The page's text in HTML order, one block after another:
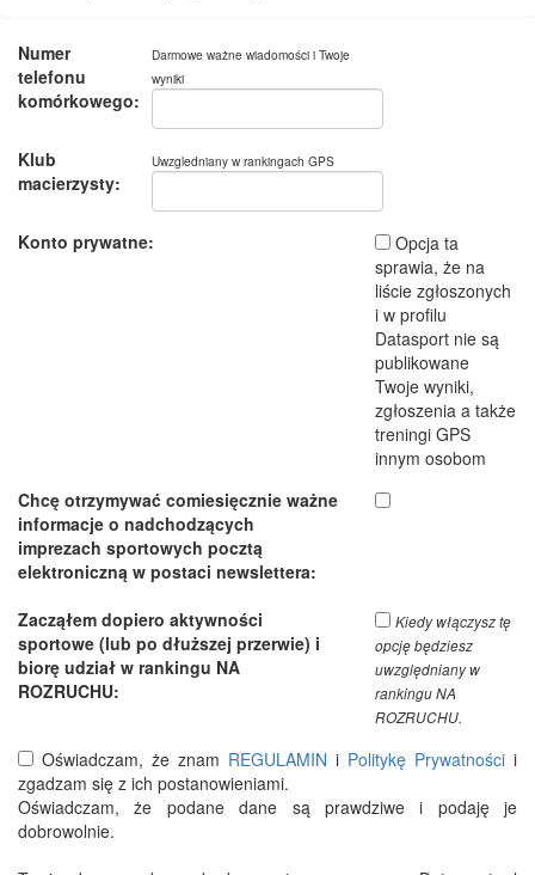
Numer
telefonu
komórkowego:
Darmowe ważne wiadomości i Twoje
wyniki
Klub
macierzysty:
Uwzgledniany w rankingach GPS
Konto prywatne:
Opcja ta
sprawia, że na
liście zgłoszonych
i w profilu
Datasport nie są
publikowane
Twoje wyniki,
zgłoszenia a także
treningi GPS
innym osobom
Chcę otrzymywać comiesięcznie ważne
informacje o nadchodzących
imprezach sportowych pocztą
elektroniczną w postaci newslettera:
Zacząłem dopiero aktywności
sportowe (lub po dłuższej przerwie) i
biorę udział w rankingu NA
ROZRUCHU:
Kiedy włączysz tę
opcję będziesz
uwzględniany w
rankingu NA
ROZRUCHU.
Oświadczam, że znam REGULAMIN i Politykę Prywatności i
zgadzam się z ich postanowieniami.
Oświadczam, że podane dane są prawdziwe i podaję je
dobrowolnie.